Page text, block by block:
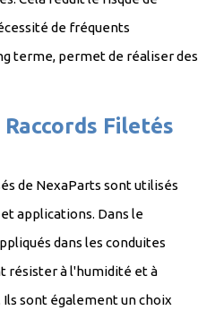
de fréquents
terme, permet de réaliser des
Filetés
de NexaParts sont utilisés
applications. Dans le
dans les conduites
résister à l'humidité et à
sont également un choix